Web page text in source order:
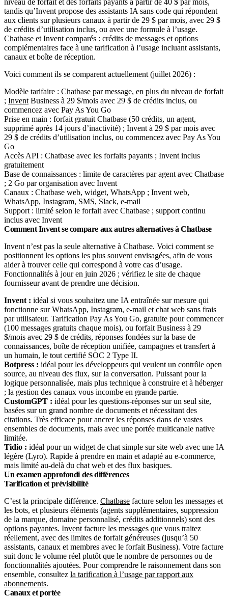
Chatbase et Invent comparés : crédits de messages et options
complémentaires face à une tarification à l’usage incluant assistants,
canaux et boîte de réception.
Voici comment ils se comparent actuellement (juillet 2026) :
Modèle tarifaire : Chatbase par message, en plus du niveau de forfait
; Invent Business à 29 $/mois avec 29 $ de crédits inclus, ou
commencez avec Pay As You Go
Prise en main : forfait gratuit Chatbase (50 crédits, un agent,
supprimé après 14 jours d’inactivité) ; Invent à 29 $ par mois avec
29 $ de crédits d’utilisation inclus, ou commencez avec Pay As You
Go
Accès API : Chatbase avec les forfaits payants ; Invent inclus
gratuitement
Base de connaissances : limite de caractères par agent avec Chatbase
; 2 Go par organisation avec Invent
Canaux : Chatbase web, widget, WhatsApp ; Invent web,
WhatsApp, Instagram, SMS, Slack, e-mail
Support : limité selon le forfait avec Chatbase ; support continu
inclus avec Invent
Comment Invent se compare aux autres alternatives à Chatbase
Invent n’est pas la seule alternative à Chatbase. Voici comment se
positionnent les options les plus souvent envisagées, afin de vous
aider à trouver celle qui correspond à votre cas d’usage.
Fonctionnalités à jour en juin 2026 ; vérifiez le site de chaque
fournisseur avant de prendre une décision.
Invent : idéal si vous souhaitez une IA entraînée sur mesure qui
fonctionne sur WhatsApp, Instagram, e-mail et chat web sans frais
par utilisateur. Tarification Pay As You Go, gratuite pour commencer
(100 messages gratuits chaque mois), ou forfait Business à 29
$/mois avec 29 $ de crédits, réponses fondées sur la base de
connaissances, boîte de réception unifiée, campagnes et transfert à
un humain, le tout certifié SOC 2 Type II.
Botpress : idéal pour les développeurs qui veulent un contrôle open
source, au niveau des flux, sur la conversation. Puissant pour la
logique personnalisée, mais plus technique à construire et à héberger
; la gestion des canaux vous incombe en grande partie.
CustomGPT : idéal pour les questions-réponses sur un seul site,
basées sur un grand nombre de documents et nécessitant des
citations. Très efficace pour ancrer les réponses dans de vastes
ensembles de documents, mais avec une portée multicanale native
limitée.
Tidio : idéal pour un widget de chat simple sur site web avec une IA
légère (Lyro). Rapide à prendre en main et adapté au e-commerce,
mais limité au-delà du chat web et des flux basiques.
Un examen approfondi des différences
Tarification et prévisibilité
C’est la principale différence. Chatbase facture selon les messages et
les bots, et plusieurs éléments (agents supplémentaires, suppression
de la marque, domaine personnalisé, crédits additionnels) sont des
options payantes. Invent facture les messages que vous traitez
réellement, avec des limites de forfait généreuses (jusqu’à 50
assistants, canaux et membres avec le forfait Business). Votre facture
suit donc le volume réel plutôt que le nombre de personnes ou de
fonctionnalités ajoutées. Pour comprendre le raisonnement dans son
ensemble, consultez la tarification à l’usage par rapport aux
abonnements.
Canaux et portée